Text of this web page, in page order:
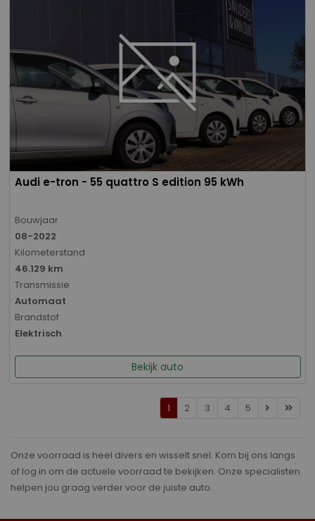
Audi e-tron - 55 quattro S edition 95 kWh
Bouwjaar
08-2022
Kilometerstand
46.129 km
Transmissie
Automaat
Brandstof
Elektrisch
Bekijk auto
1 2 3 4 5
Onze voorraad is heel divers en wisselt snel. Kom bij ons langs
of log in om de actuele voorraad te bekijken. Onze specialisten
helpen jou graag verder voor de juiste auto.